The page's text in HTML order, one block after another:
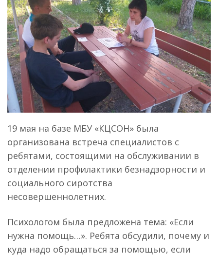
19 мая на базе МБУ «КЦСОН» была
организована встреча специалистов с
ребятами, состоящими на обслуживании в
отделении профилактики безнадзорности и
социального сиротства
несовершеннолетних.
Психологом была предложена тема: «Если
нужна помощь…». Ребята обсудили, почему и
куда надо обращаться за помощью, если